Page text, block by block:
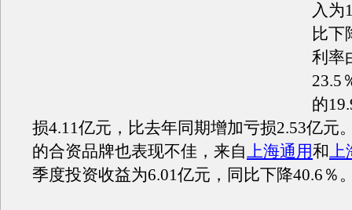
入为
比下
利率
23.5
的
损4.11亿元，比去年同期增加亏损2.53亿元
的合资品牌也表现不佳，来自上海通用和上
季度投资收益为6.01亿元，同比下降40.6％